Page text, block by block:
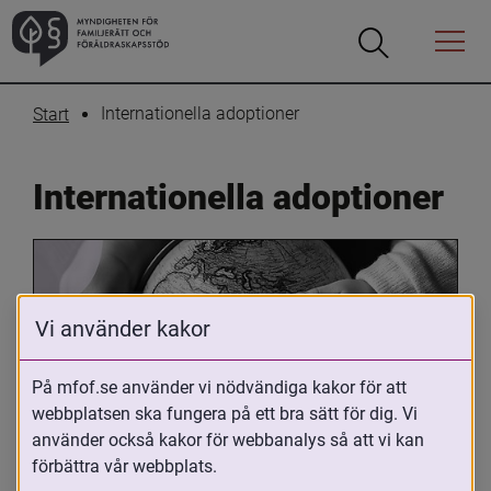
Öppna
Öppna
Menyn
Start Internationella adoptioner
Internationella adoptioner
Oavsett om du är adopterad,
adoptivförälder eller arbetar med
Vi använder kakor
På mfof.se använder vi nödvändiga kakor för att
webbplatsen ska fungera på ett bra sätt för dig. Vi
använder också kakor för webbanalys så att vi kan
förbättra vår webbplats.